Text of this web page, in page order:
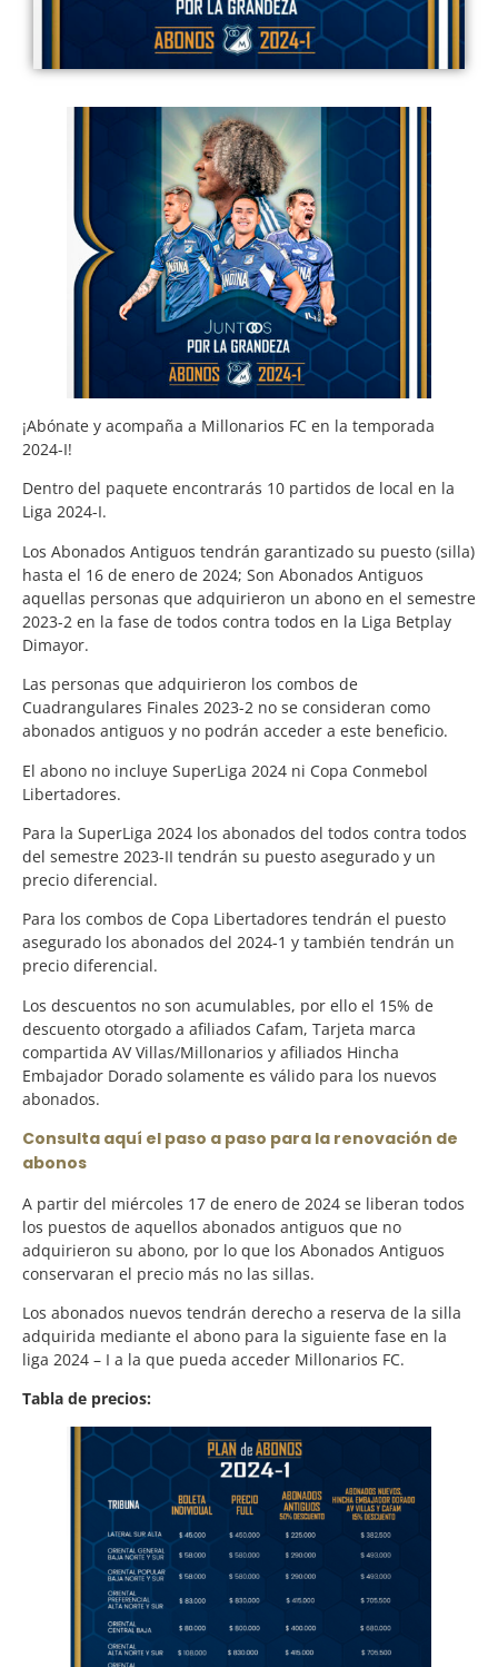
¡Abónate y acompaña a Millonarios FC en la temporada
2024-I!
Dentro del paquete encontrarás 10 partidos de local en la
Liga 2024-I.
Los Abonados Antiguos tendrán garantizado su puesto (silla)
hasta el 16 de enero de 2024; Son Abonados Antiguos
aquellas personas que adquirieron un abono en el semestre
2023-2 en la fase de todos contra todos en la Liga Betplay
Dimayor.
Las personas que adquirieron los combos de
Cuadrangulares Finales 2023-2 no se consideran como
abonados antiguos y no podrán acceder a este beneficio.
El abono no incluye SuperLiga 2024 ni Copa Conmebol
Libertadores.
Para la SuperLiga 2024 los abonados del todos contra todos
del semestre 2023-II tendrán su puesto asegurado y un
precio diferencial.
Para los combos de Copa Libertadores tendrán el puesto
asegurado los abonados del 2024-1 y también tendrán un
precio diferencial.
Los descuentos no son acumulables, por ello el 15% de
descuento otorgado a afiliados Cafam, Tarjeta marca
compartida AV Villas/Millonarios y afiliados Hincha
Embajador Dorado solamente es válido para los nuevos
abonados.
Consulta aquí el paso a paso para la renovación de
abonos
A partir del miércoles 17 de enero de 2024 se liberan todos
los puestos de aquellos abonados antiguos que no
adquirieron su abono, por lo que los Abonados Antiguos
conservaran el precio más no las sillas.
Los abonados nuevos tendrán derecho a reserva de la silla
adquirida mediante el abono para la siguiente fase en la
liga 2024 – I a la que pueda acceder Millonarios FC.
Tabla de precios: